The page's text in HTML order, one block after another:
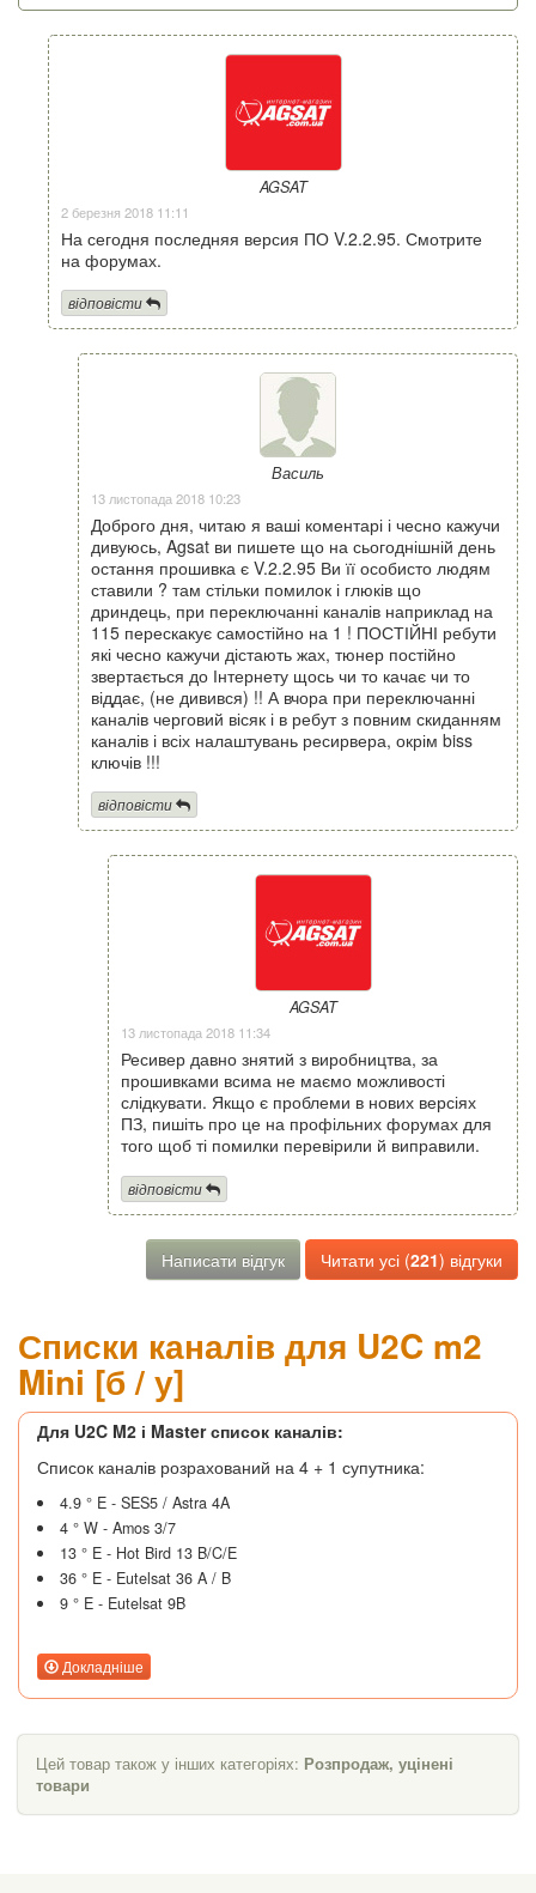
AGSAT
2 березня 2018 11:11
На сегодня последняя версия ПО V.2.2.95. Смотрите
на форумах.
відповісти
Василь
13 листопада 2018 10:23
Доброго дня, читаю я ваші коментарі і чесно кажучи
дивуюсь, Agsat ви пишете що на сьогоднішній день
остання прошивка є V.2.2.95 Ви її особисто людям
ставили ? там стільки помилок і глюків що
дриндець, при переключанні каналів наприклад на
115 перескакує самостійно на 1 ! ПОСТІЙНІ ребути
які чесно кажучи дістають жах, тюнер постійно
звертається до Інтернету щось чи то качає чи то
віддає, (не дивився) !! А вчора при переключанні
каналів черговий вісяк і в ребут з повним скиданням
каналів і всіх налаштувань ресирвера, окрім biss
ключів !!!
відповісти
AGSAT
13 листопада 2018 11:34
Ресивер давно знятий з виробництва, за
прошивками всима не маємо можливості
слідкувати. Якщо є проблеми в нових версіях
ПЗ, пишіть про це на профільних форумах для
того щоб ті помилки перевірили й виправили.
відповісти
Написати відгук Читати усі (221) відгуки
Списки каналів для U2C m2
Mini [б / у]
Для U2C M2 і Master список каналів:
Список каналів розрахований на 4 + 1 супутника:
4.9 ° E - SES5 / Astra 4A
4 ° W - Amos 3/7
13 ° E - Hot Bird 13 B/C/E
36 ° E - Eutelsat 36 A / B
9 ° E - Eutelsat 9B
Докладніше
Цей товар також у інших категоріях: Розпродаж, уцінені
товари